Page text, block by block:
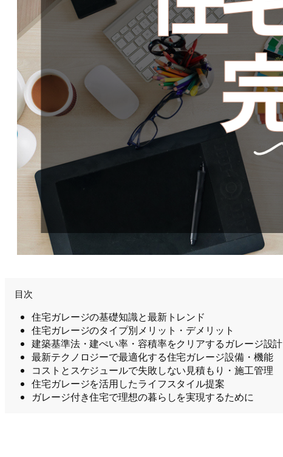
目次
住宅ガレージの基礎知識と最新トレンド
住宅ガレージのタイプ別メリット・デメリット
建築基準法・建ぺい率・容積率をクリアするガレージ設計
最新テクノロジーで最適化する住宅ガレージ設備・機能
コストとスケジュールで失敗しない見積もり・施工管理
住宅ガレージを活用したライフスタイル提案
ガレージ付き住宅で理想の暮らしを実現するために